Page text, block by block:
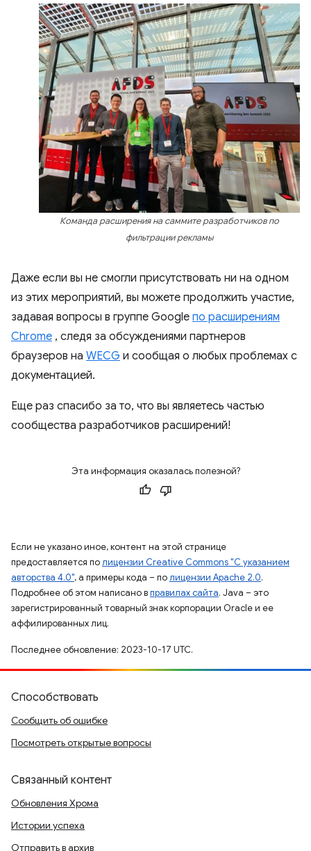
Команда расширения на саммите разработчиков по
фильтрации рекламы
Даже если вы не смогли присутствовать ни на одном
из этих мероприятий, вы можете продолжить участие,
задавая вопросы в группе Google по расширениям
Chrome , следя за обсуждениями партнеров
браузеров на WECG и сообщая о любых проблемах с
документацией.
Еще раз спасибо за то, что вы являетесь частью
сообщества разработчиков расширений!
Эта информация оказалась полезной?
Если не указано иное, контент на этой странице
предоставляется полицензии Creative Commons "С указанием
авторства 4.0", а примеры кода – полицензии Apache 2.0.
Подробнее об этом написано вправилах сайта. Java – это
зарегистрированный товарный знак корпорации Oracle и ее
аффилированных лиц.
Последнее обновление: 2023-10-17 UTC.
Способствовать
Сообщить об ошибке
Посмотреть открытые вопросы
Связанный контент
Обновления Хрома
Истории успеха
Отправить в архив